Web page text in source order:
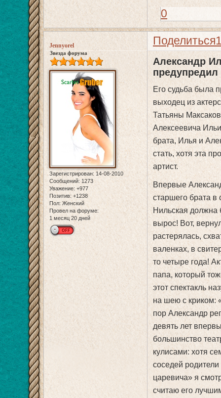
0
Поделиться
Jennyorel
Звезда форума
Зарегистрирован: 14-08-2010
Сообщений: 1273
Уважение: +977
Позитив: +1238
Пол:Женский
Провел на форуме:
1 месяц 20 дней
Александр
Его судьба была
выходец из
Татьяны
Алексеевича
брата, Илья и
стать, хотя эта
артист.
Впервые
старшего брата в
Нильская должна
вырос! Вот,
растерялась,
валенках, в
то четыре года!
папа, который
этот спектакль
на шею с криком:
пор Александр
девять лет
большинство
кулисами: хотя
соседей
царевича» я
считаю его